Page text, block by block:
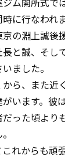
に行なわれ
の淵上誠後
と誠、そし
ました。
ら、また近
います。彼
った頃より
れからも頑